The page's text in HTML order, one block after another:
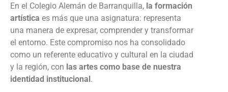
En el Colegio Alemán de Barranquilla, la formación
artística es más que una asignatura: representa
una manera de expresar, comprender y transformar
el entorno. Este compromiso nos ha consolidado
como un referente educativo y cultural en la ciudad
y la región, con las artes como base de nuestra
identidad institucional.